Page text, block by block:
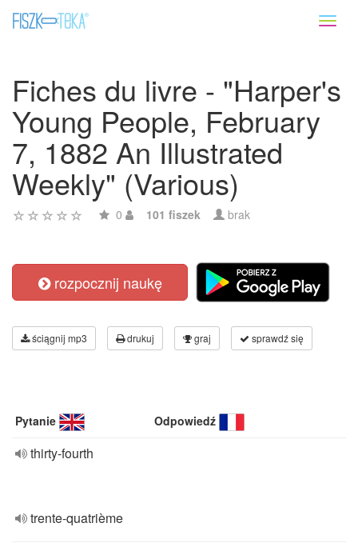
Fiches du livre - "Harper's
Young People, February
7, 1882 An Illustrated
Weekly" (Various)
0 101 fiszek brak
rozpocznij naukę
ściągnij mp3 drukuj graj sprawdź się
Pytanie Odpowiedź
thirty-fourth
trente-quatrième